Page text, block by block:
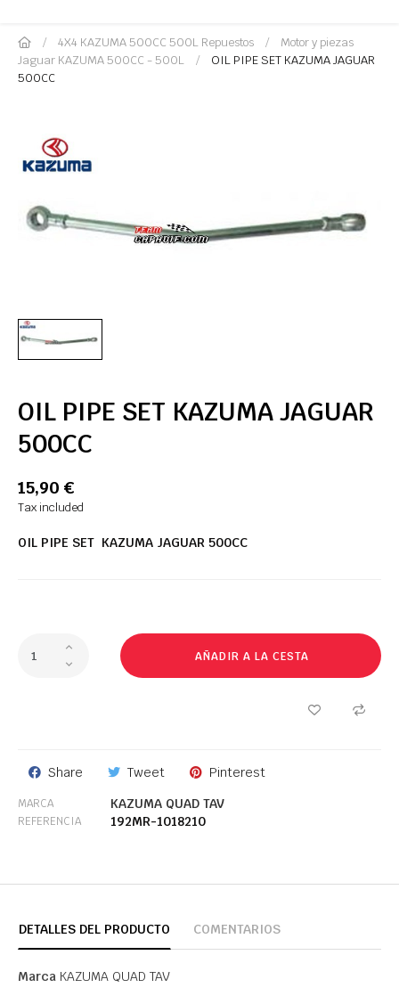
4X4 KAZUMA 500CC 500L Repuestos
Motor y piezas
Jaguar KAZUMA 500CC - 500L
OIL PIPE SET KAZUMA JAGUAR
500CC
OIL PIPE SET KAZUMA JAGUAR
500CC
15,90 €
Tax included
OIL PIPE SET KAZUMA JAGUAR 500CC
AÑADIR A LA CESTA
Share Tweet Pinterest
MARCA KAZUMA QUAD TAV
REFERENCIA 192MR-1018210
DETALLES DEL PRODUCTO COMENTARIOS
Marca KAZUMA QUAD TAV